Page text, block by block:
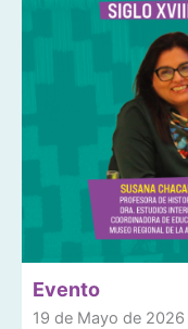
Evento
19 de Mayo de 2026